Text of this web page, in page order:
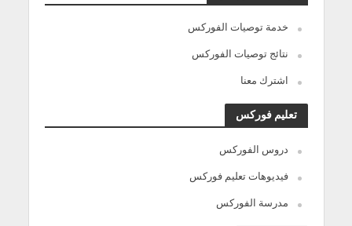
خدمة توصيات الفوركس
نتائج توصيات الفوركس
اشترك معنا
تعليم فوركس
دروس الفوركس
فيديوهات تعليم فوركس
مدرسة الفوركس